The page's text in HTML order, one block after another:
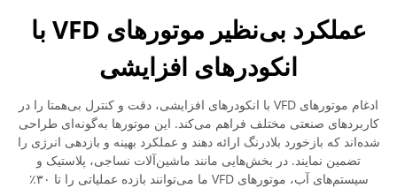
عملکرد بی‌نظیر موتورهای VFD با
انکودرهای افزایشی
ادغام موتورهای VFD با انکودرهای افزایشی، دقت و کنترل بی‌همتا را در
کاربردهای صنعتی مختلف فراهم می‌کند. این موتورها به‌گونه‌ای طراحی
شده‌اند که بازخورد بلادرنگ ارائه دهند و عملکرد بهینه و بازدهی انرژی را
تضمین نمایند. در بخش‌هایی مانند ماشین‌آلات نساجی، پلاستیک و
سیستم‌های آب، موتورهای VFD ما می‌توانند بازده عملیاتی را تا ۳۰٪